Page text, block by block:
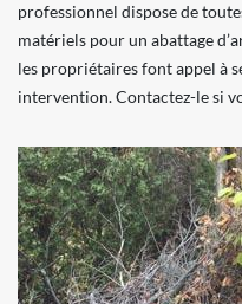
professionnel dispose de
matériels pour un abattage
les propriétaires font appel à
intervention. Contactez-le si